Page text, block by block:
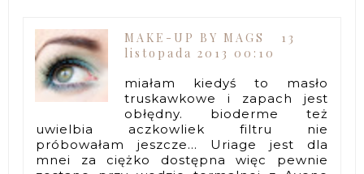
MAKE-UP BY MAGS
13
listopada 2013 00:10
miałam kiedyś to masło
truskawkowe i zapach jest
obłędny. bioderme też
uwielbia aczkowliek filtru nie
próbowałam jeszcze... Uriage jest dla
mnei za ciężko dostępna więc pewnie